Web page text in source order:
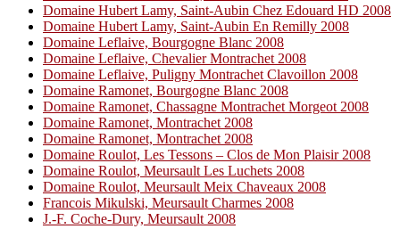
Domaine Hubert Lamy, Saint-Aubin Chez Edouard HD 2008
Domaine Hubert Lamy, Saint-Aubin En Remilly 2008
Domaine Leflaive, Bourgogne Blanc 2008
Domaine Leflaive, Chevalier Montrachet 2008
Domaine Leflaive, Puligny Montrachet Clavoillon 2008
Domaine Ramonet, Bourgogne Blanc 2008
Domaine Ramonet, Chassagne Montrachet Morgeot 2008
Domaine Ramonet, Montrachet 2008
Domaine Ramonet, Montrachet 2008
Domaine Roulot, Les Tessons – Clos de Mon Plaisir 2008
Domaine Roulot, Meursault Les Luchets 2008
Domaine Roulot, Meursault Meix Chaveaux 2008
Francois Mikulski, Meursault Charmes 2008
J.-F. Coche-Dury, Meursault 2008